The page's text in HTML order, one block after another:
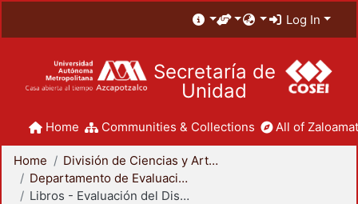
Log In
Secretaría de
Unidad
Home Communities & Collections All of
Home
División de Ciencias y Artes para el Diseño
Departamento de Evaluación del Diseño en el Tiempo
Libros - Evaluación del Diseño en el Tiempo